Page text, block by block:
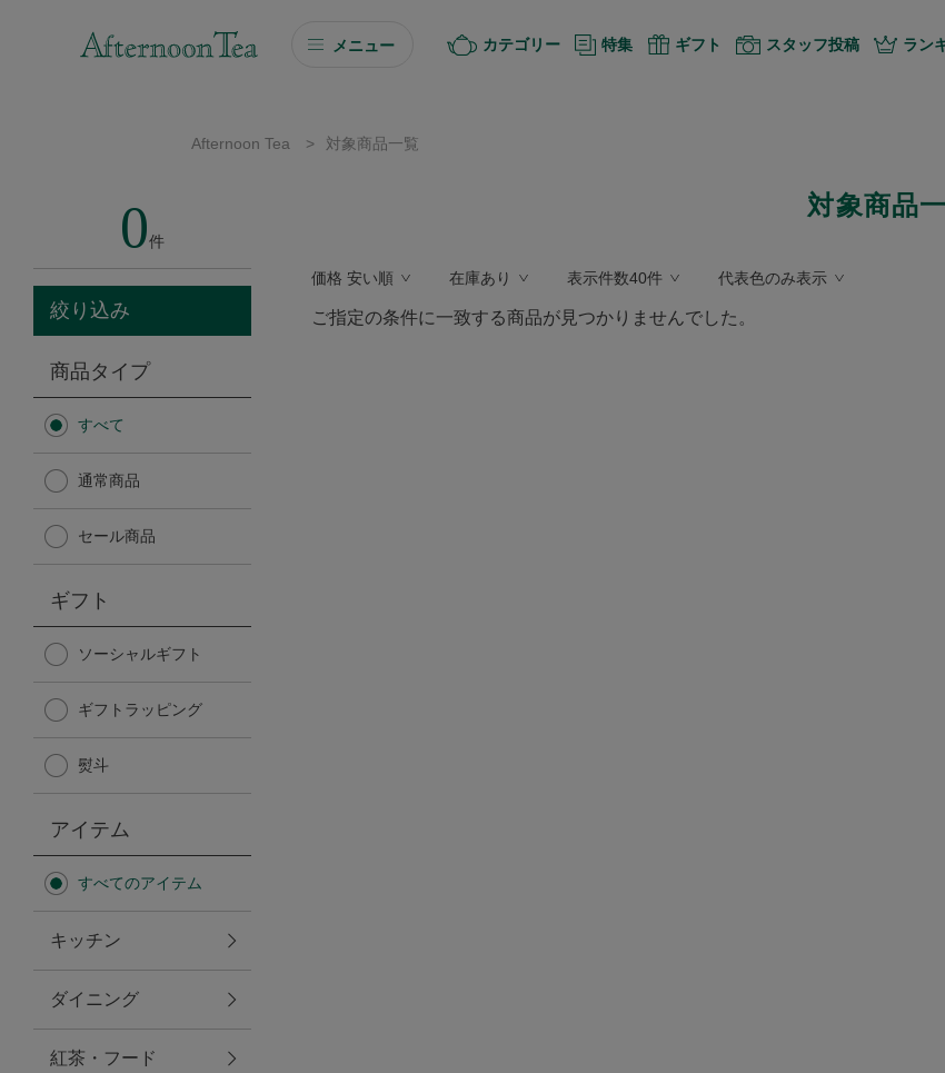
メニュー
ソーシャルギフト
カタログギフト
Afternoon Tea TEAROOM
Afternoon Tea TEAROOM
日傘
保冷バッグ
無重力シリーズ
トラベルグッズ
カテゴリー 特集 ギフト スタッフ投稿 ラン
Afternoon Tea > 対象商品一覧
0件
絞り込み
商品タイプ
すべて
通常商品
セール商品
ギフト
ソーシャルギフト
ギフトラッピング
熨斗
アイテム
すべてのアイテム
キッチン
ダイニング
紅茶・フード
対象商品
価格 安い順 在庫あり 表示件数40件 代表色のみ表示
ご指定の条件に一致する商品が見つかりませんでした。